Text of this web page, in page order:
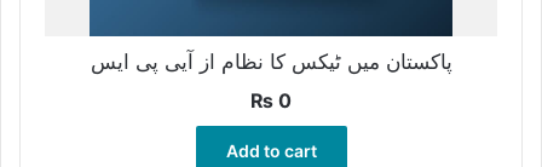
پاکستان میں ٹیکس کا نظام از آیی پی ایس
₨ 0
Add to cart